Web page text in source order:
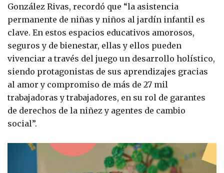
González Rivas, recordó que “la asistencia
permanente de niñas y niños al jardín infantil es
clave. En estos espacios educativos amorosos,
seguros y de bienestar, ellas y ellos pueden
vivenciar a través del juego un desarrollo holístico,
siendo protagonistas de sus aprendizajes gracias
al amor y compromiso de más de 27 mil
trabajadoras y trabajadores, en su rol de garantes
de derechos de la niñez y agentes de cambio
social”.